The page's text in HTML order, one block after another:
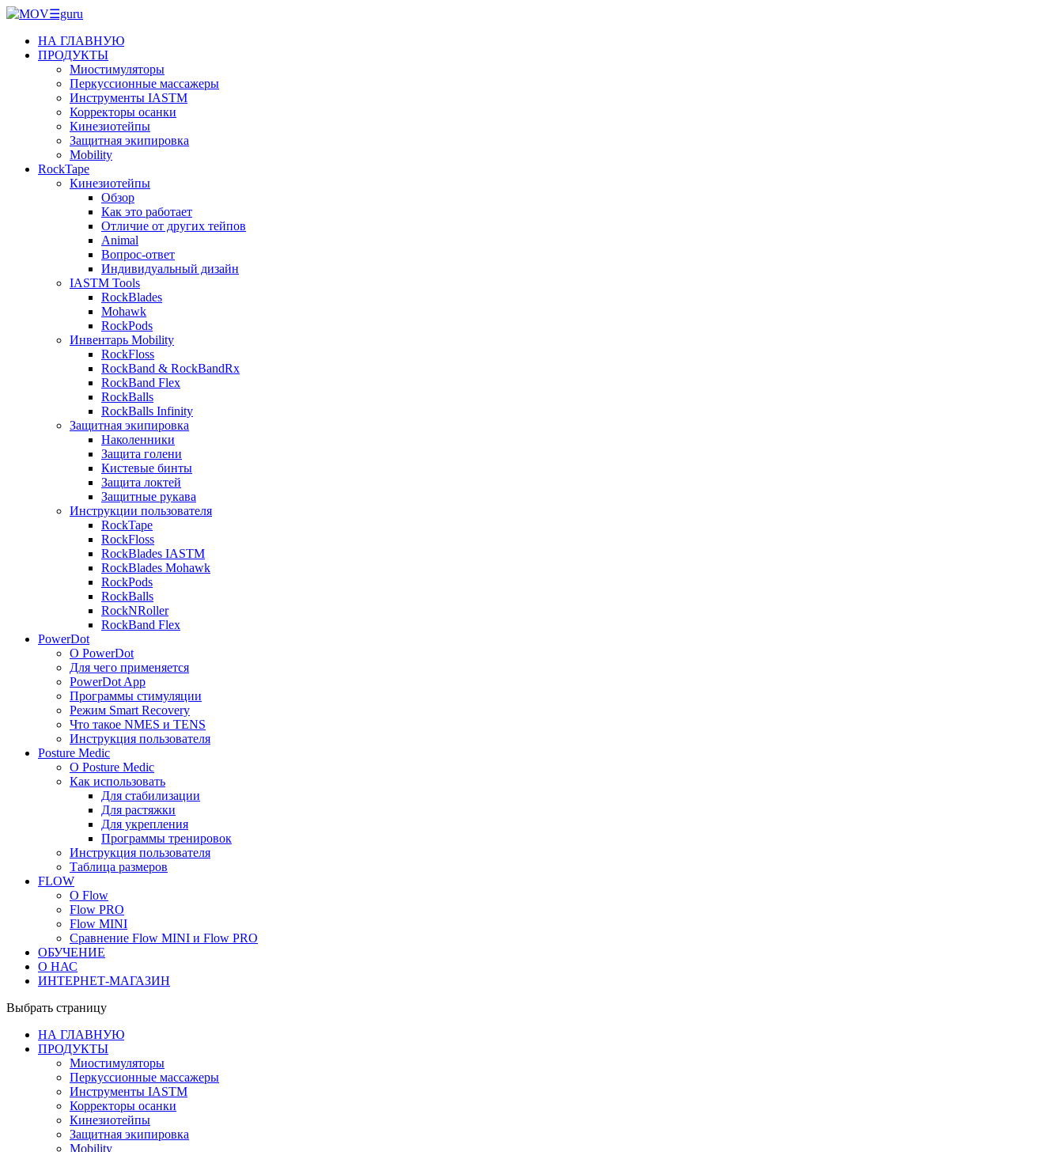
НА ГЛАВНУЮ
ПРОДУКТЫ
Миостимуляторы
Перкуссионные массажеры
Инструменты IASTM
Корректоры осанки
Кинезиотейпы
Защитная экипировка
Mobility
RockTape
Кинезиотейпы
Обзор
Как это работает
Отличие от других тейпов
Animal
Вопрос-ответ
Индивидуальный дизайн
IASTM Tools
RockBlades
Mohawk
RockPods
Инвентарь Mobility
RockFloss
RockBand & RockBandRx
RockBand Flex
RockBalls
RockBalls Infinity
Защитная экипировка
Наколенники
Защита голени
Кистевые бинты
Защита локтей
Защитные рукава
Инструкции пользователя
RockTape
RockFloss
RockBlades IASTM
RockBlades Mohawk
RockPods
RockBalls
RockNRoller
RockBand Flex
PowerDot
О PowerDot
Для чего применяется
PowerDot App
Программы стимуляции
Рeжим Smart Recovery
Что такое NMES и TENS
Инструкция пользователя
Posture Medic
О Posture Medic
Как использовать
Для стабилизации
Для растяжки
Для укрепления
Программы тренировок
Инструкция пользователя
Таблица размеров
FLOW
О Flow
Flow PRO
Flow MINI
Сравнение Flow MINI и Flow PRO
ОБУЧЕНИЕ
О НАС
ИНТЕРНЕТ-МАГАЗИН
Выбрать страницу
НА ГЛАВНУЮ
ПРОДУКТЫ
Миостимуляторы
Перкуссионные массажеры
Инструменты IASTM
Корректоры осанки
Кинезиотейпы
Защитная экипировка
Mobility